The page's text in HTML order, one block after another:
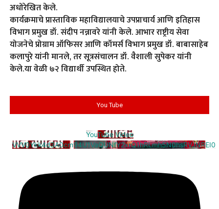
अधोरेखित केले.
कार्यक्रमाचे प्रास्ताविक महाविद्यालयाचे उपप्राचार्य आणि इतिहास
विभाग प्रमुख डॉ. संदीप नन्नावरे यांनी केले. आभार राष्ट्रीय सेवा
योजनेचे प्रोग्राम ऑफिसर आणि कॉमर्स विभाग प्रमुख डॉ. बाबासाहेब
कलापुरे यांनी मानले, तर सूत्रसंचालन डॉ. वैशाली सुपेकर यांनी
केले.या वेळी ७२ विद्यार्थी उपस्थित होते.
You Tube
YouTube Video
VVV0Ykk4d3A0cm94U1VaQUNfY2xrQ1hRLmh5N0hsRVJNREI0